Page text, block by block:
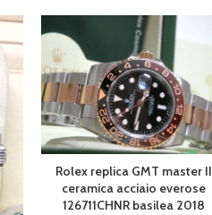
Rolex replica GMT master II
ceramica acciaio everose
126711CHNR basilea 2018